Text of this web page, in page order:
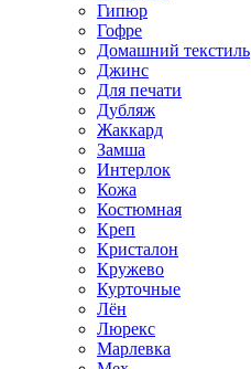
Гипюр
Гофре
Домашний текстиль
Джинс
Для печати
Дубляж
Жаккард
Замша
Интерлок
Кожа
Костюмная
Креп
Кристалон
Кружево
Курточные
Лён
Люрекс
Марлевка